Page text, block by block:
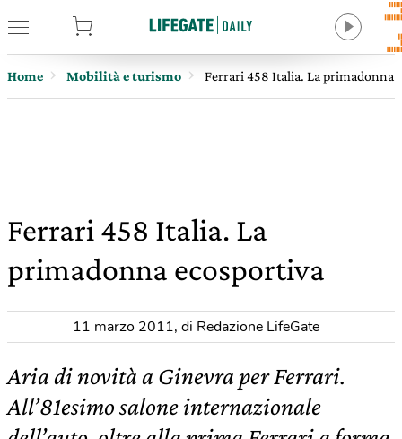
Home Mobilità e turismo Ferrari 458 Italia. La primadonna
Ferrari 458 Italia. La
primadonna ecosportiva
11 marzo 2011, di Redazione LifeGate
Aria di novità a Ginevra per Ferrari.
All’81esimo salone internazionale